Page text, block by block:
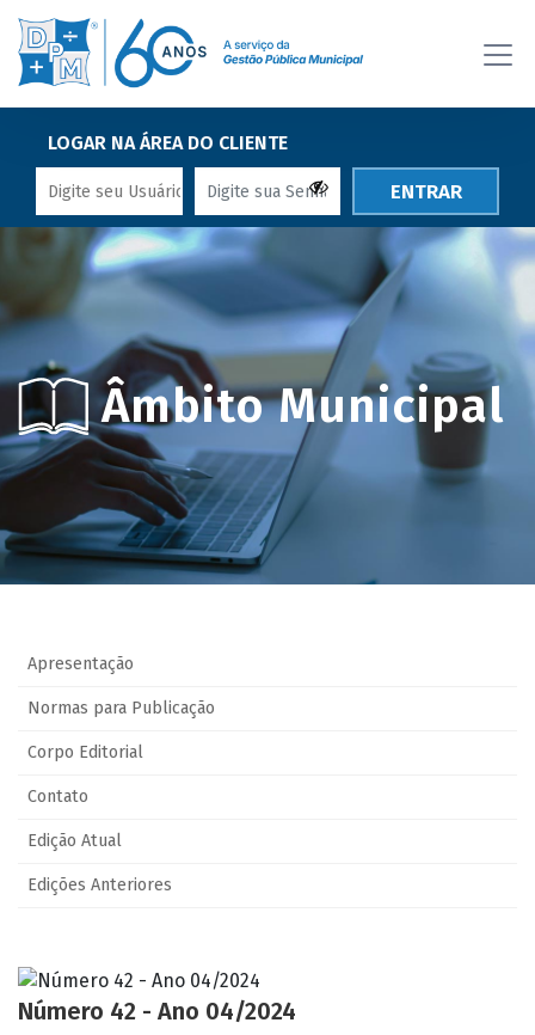
LOGAR NA ÁREA DO CLIENTE
ENTRAR
Âmbito Municipal
Apresentação
Normas para Publicação
Corpo Editorial
Contato
Edição Atual
Edições Anteriores
Número 42 - Ano 04/2024